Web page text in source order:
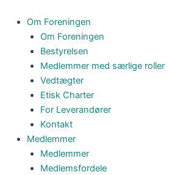
indholdet
Om Foreningen
Om Foreningen
Bestyrelsen
Medlemmer med særlige roller
Vedtægter
Etisk Charter
For Leverandører
Kontakt
Medlemmer
Medlemmer
Medlemsfordele
klinikker
antal